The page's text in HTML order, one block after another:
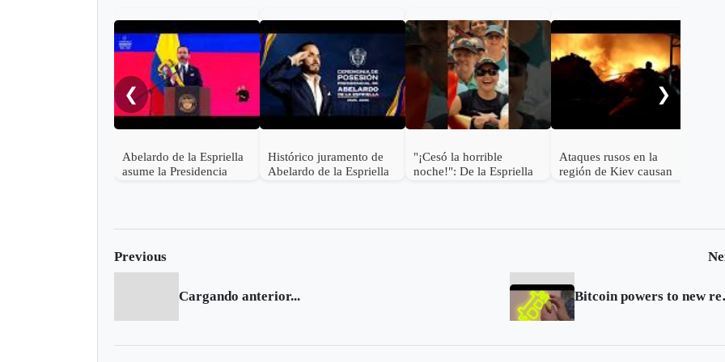
❮
Abelardo de la Espriella
asume la Presidencia
Histórico juramento de
Abelardo de la Espriella
"¡Cesó la horrible
noche!": De la Espriella
Ataques rusos en la
región de Kiev causan
❯
Previous
Cargando anterior...